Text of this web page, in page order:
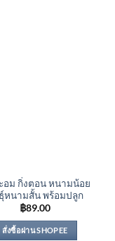
อม กิ่งตอน หนามน้อย
หนามสั้น พร้อมปลูก
฿89.00
สั่งซื้อผ่าน SHOPEE